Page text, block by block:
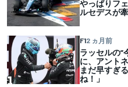
やっぱりフ
ルセデスが
F12 ヵ月前
ラッセルの”
に、アント
まだ早すぎ
ね！」